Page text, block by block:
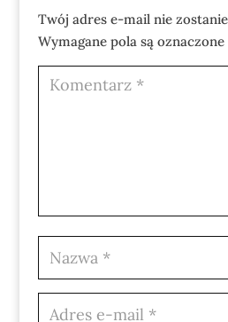
Twój adres e-mail nie
Wymagane pola są oznaczone